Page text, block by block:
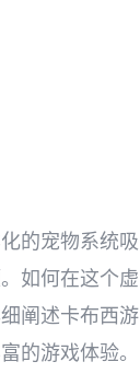
的宠物系统吸
如何在这个虚
阐述卡布西游
的游戏体验。